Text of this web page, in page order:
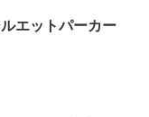
エットパーカー